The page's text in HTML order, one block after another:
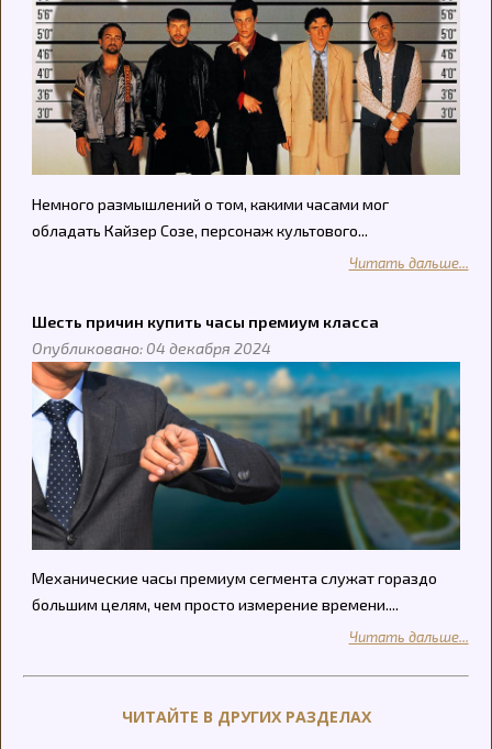
Немного размышлений о том, какими часами мог
обладать Кайзер Созе, персонаж культового...
Читать дальше...
Шесть причин купить часы премиум класса
Опубликовано: 04 декабря 2024
Механические часы премиум сегмента служат гораздо
большим целям, чем просто измерение времени....
Читать дальше...
ЧИТАЙТЕ В ДРУГИХ РАЗДЕЛАХ